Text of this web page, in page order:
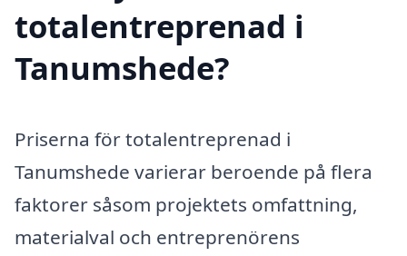
totalentreprenad i
Tanumshede?
Priserna för totalentreprenad i
Tanumshede varierar beroende på flera
faktorer såsom projektets omfattning,
materialval och entreprenörens